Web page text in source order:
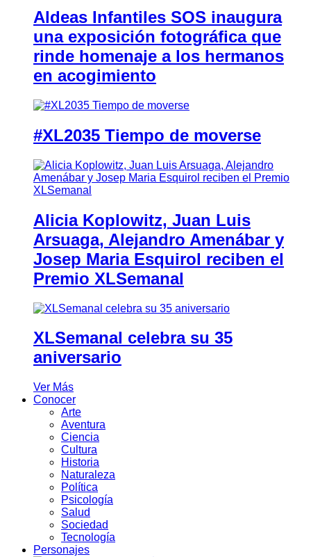
Aldeas Infantiles SOS inaugura
una exposición fotográfica que
rinde homenaje a los hermanos
en acogimiento
#XL2035 Tiempo de moverse
Alicia Koplowitz, Juan Luis
Arsuaga, Alejandro Amenábar y
Josep Maria Esquirol reciben el
Premio XLSemanal
XLSemanal celebra su 35
aniversario
Ver Más
Conocer
Arte
Aventura
Ciencia
Cultura
Historia
Naturaleza
Política
Psicología
Salud
Sociedad
Tecnología
Personajes